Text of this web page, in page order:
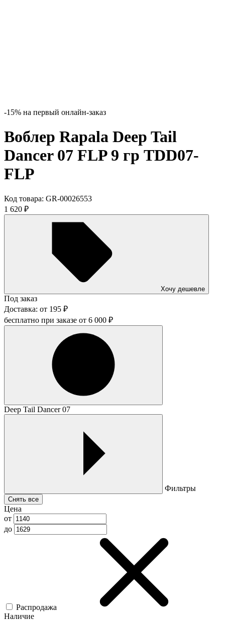
-15% на первый онлайн-заказ
Воблер Rapala Deep Tail
Dancer 07 FLP 9 гр TDD07-
FLP
Код товара: GR-00026553
1 620 ₽
Хочу дешевле
Под заказ
Доставка: от 195 ₽
бесплатно при заказе от 6 000 ₽
Deep Tail Dancer 07
Фильтры
Снять все
Цена
от
до
Распродажа
Наличие